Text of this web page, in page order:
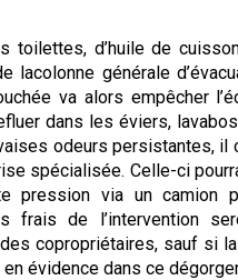
d’huile de
lacolonne générale
va alors empêcher
dans les éviers,
odeurs persistantes, il
spécialisée. Celle-ci
pression via un camion
frais de l’intervention
copropriétaires, sauf si
évidence dans ce